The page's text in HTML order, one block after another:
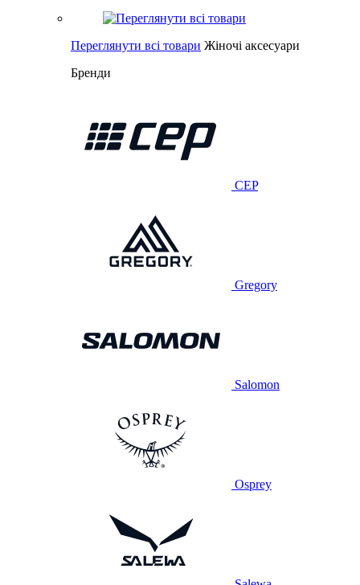
Переглянути всі товари Жіночі аксесуари
Бренди
CEP
Gregory
Salomon
Osprey